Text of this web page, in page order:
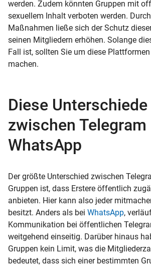
werden. Zudem könnten Gruppen mit
sexuellem Inhalt verboten werden.
Maßnahmen ließe sich der Schutz
seinen Mitgliedern erhöhen. Solange
Fall ist, sollten Sie um diese
machen.
Diese
zwischen Telegram
WhatsApp
Der größte Unterschied zwischen
Gruppen ist, dass Erstere öffentlich
anbieten. Hier kann also jeder
besitzt. Anders als bei WhatsApp,
Kommunikation bei öffentlichen
weitgehend einseitig. Darüber hinaus
Gruppen kein Limit, was die
bedeutet, dass sich einer bestimmten